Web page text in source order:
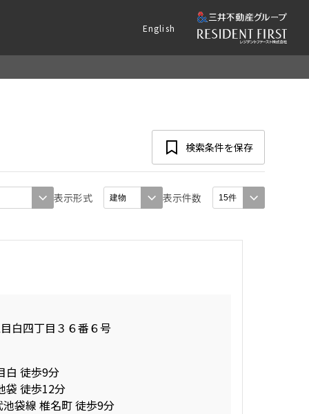
English
検索条件を保存
表示形式 表示件数
白四丁目３６番６号
白 徒歩9分
袋 徒歩12分
袋線 椎名町 徒歩9分